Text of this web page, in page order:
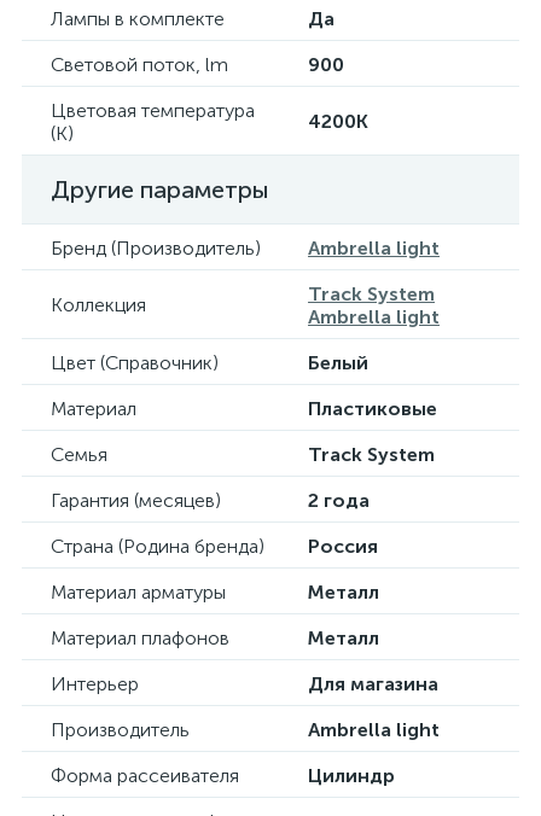
Лампы в комплекте
Да
Световой поток, lm
900
Цветовая температура
(К)
4200K
Другие параметры
Бренд (Производитель) Ambrella light
Коллекция
Track System
Ambrella light
Цвет (Справочник)
Белый
Материал
Пластиковые
Семья
Track System
Гарантия (месяцев)
2 года
Страна (Родина бренда)
Россия
Материал арматуры
Металл
Материал плафонов
Металл
Интерьер
Для магазина
Производитель
Ambrella light
Форма рассеивателя
Цилиндр